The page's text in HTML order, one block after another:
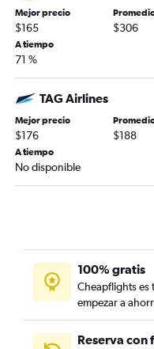
Mejor precio
$165 $306
A tiempo
71 %
TAG Airlines
Mejor precio
$176 $188
A tiempo
No disponible
100% gratis
Cheapflights es
empezar a
Reserva